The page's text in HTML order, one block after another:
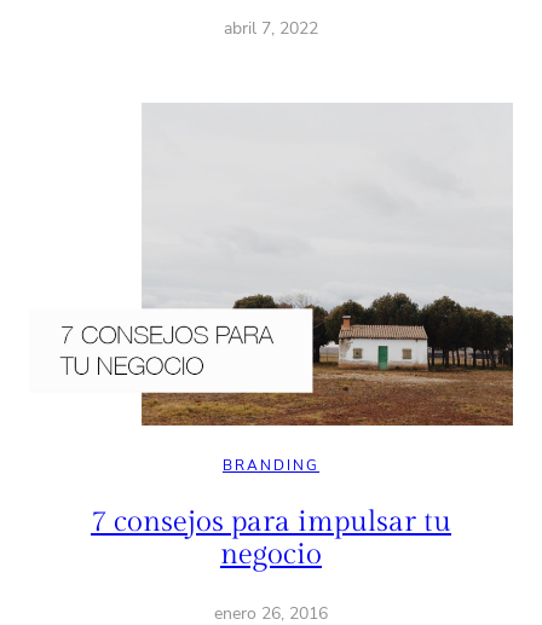
abril 7, 2022
BRANDING
7 consejos para impulsar tu
negocio
enero 26, 2016